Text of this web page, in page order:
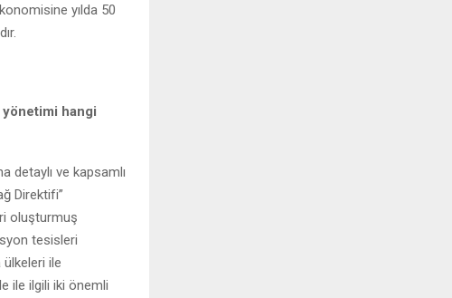
yılda 50
yönetimi hangi
detaylı ve kapsamlı
Direktifi”
oluşturmuş
tesisleri
ile
ile ilgili iki önemli